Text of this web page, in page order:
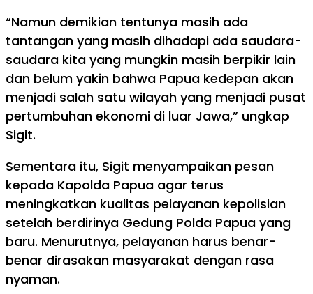
“Namun demikian tentunya masih ada
tantangan yang masih dihadapi ada saudara-
saudara kita yang mungkin masih berpikir lain
dan belum yakin bahwa Papua kedepan akan
menjadi salah satu wilayah yang menjadi pusat
pertumbuhan ekonomi di luar Jawa,” ungkap
Sigit.
Sementara itu, Sigit menyampaikan pesan
kepada Kapolda Papua agar terus
meningkatkan kualitas pelayanan kepolisian
setelah berdirinya Gedung Polda Papua yang
baru. Menurutnya, pelayanan harus benar-
benar dirasakan masyarakat dengan rasa
nyaman.